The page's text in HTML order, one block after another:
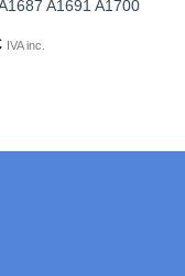
A1691 A1700
IVA inc.